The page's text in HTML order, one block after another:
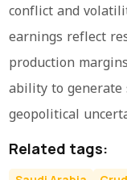
conflict and
earnings reflect
production
ability to generate
geopolitical
Related tags: